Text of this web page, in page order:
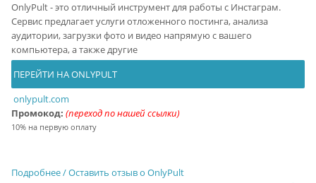
OnlyPult - это отличный инструмент для работы с Инстаграм.
Сервис предлагает услуги отложенного постинга, анализа
аудитории, загрузки фото и видео напрямую с вашего
компьютера, а также другие
ПЕРЕЙТИ НА ONLYPULT
onlypult.com
Промокод: (переход по нашей ссылки)
10% на первую оплату
Подробнее / Оставить отзыв о OnlyPult